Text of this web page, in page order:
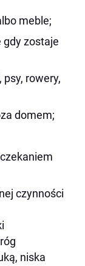
meble;
gdy zostaje
rowery,
domem;
czynności
niska